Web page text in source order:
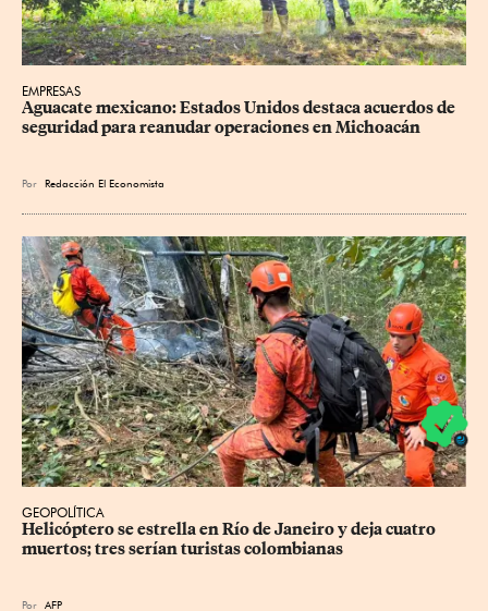
EMPRESAS
Aguacate mexicano: Estados Unidos destaca acuerdos de
seguridad para reanudar operaciones en Michoacán
Por Redacción El Economista
GEOPOLÍTICA
Helicóptero se estrella en Río de Janeiro y deja cuatro
muertos; tres serían turistas colombianas
Por AFP